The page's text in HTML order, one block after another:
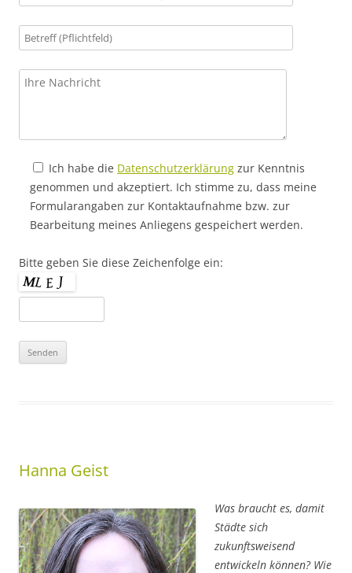
Ich habe die Datenschutzerklärung zur Kenntnis
genommen und akzeptiert. Ich stimme zu, dass meine
Formularangaben zur Kontaktaufnahme bzw. zur
Bearbeitung meines Anliegens gespeichert werden.
Bitte geben Sie diese Zeichenfolge ein:
Hanna Geist
Was braucht es, damit
Städte sich
zukunftsweisend
entwickeln können? Wie